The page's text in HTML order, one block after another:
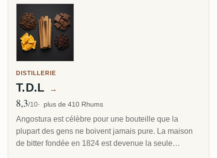
DISTILLERIE
T.D.L →
Note moyenne
8,3/10 plus de 410 Rhums
Angostura est célèbre pour une bouteille que la
plupart des gens ne boivent jamais pure. La maison
de bitter fondée en 1824 est devenue la seule